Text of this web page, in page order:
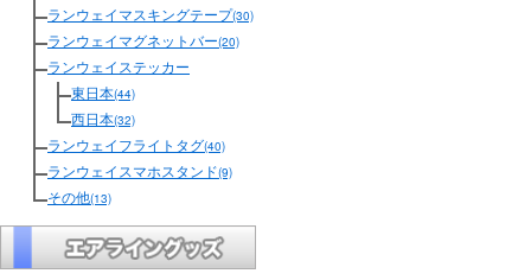
ランウェイマスキングテープ(30)
ランウェイマグネットバー(20)
ランウェイステッカー
東日本(44)
西日本(32)
ランウェイフライトタグ(40)
ランウェイスマホスタンド(9)
その他(13)